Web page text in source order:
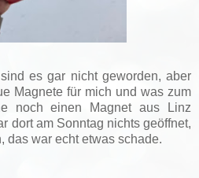
es gar nicht geworden, aber
Magnete für mich und was zum
noch einen Magnet aus Linz
dort am Sonntag nichts geöffnet,
das war echt etwas schade.